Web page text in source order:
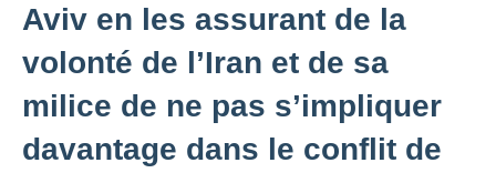
Aviv en les assurant de la
volonté de l’Iran et de sa
milice de ne pas s’impliquer
davantage dans le conflit de